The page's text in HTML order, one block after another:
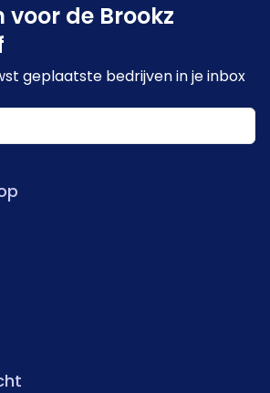
voor de Brookz
geplaatste bedrijven in je inbox